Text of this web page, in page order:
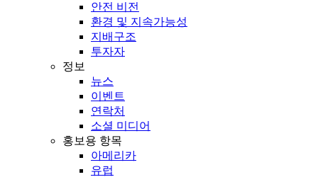
안전 비전
환경 및 지속가능성
지배구조
투자자
정보
뉴스
이벤트
연락처
소셜 미디어
홍보용 항목
아메리카
유럽